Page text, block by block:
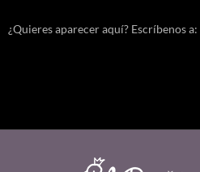
¿Quieres aparecer aquí? Escríbenos a: